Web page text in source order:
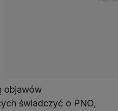
objawów
świadczyć o PNO,